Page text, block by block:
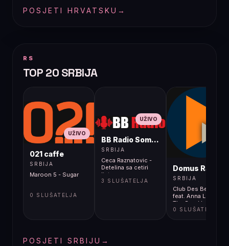
POSJETI HRVATSKU →
RS
TOP 20 SRBIJA
UŽIVO
021 caffe
SRBIJA
Maroon 5 - Sugar
0 SLUŠATELJA
UŽIVO
BB Radio Sombor
SRBIJA
Ceca Raznatovic -
Detelina sa cetiri
lista
3 SLUŠATELJA
Domus Radio
SRBIJA
Club Des Belugas
feat. Anna Luca -
The Road Is
Lonesome
0 SLUŠATELJA
POSJETI SRBIJU →